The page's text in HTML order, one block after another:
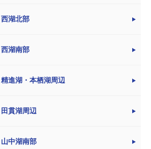
西湖北部
西湖南部
精進湖・本栖湖周辺
田貫湖周辺
山中湖南部